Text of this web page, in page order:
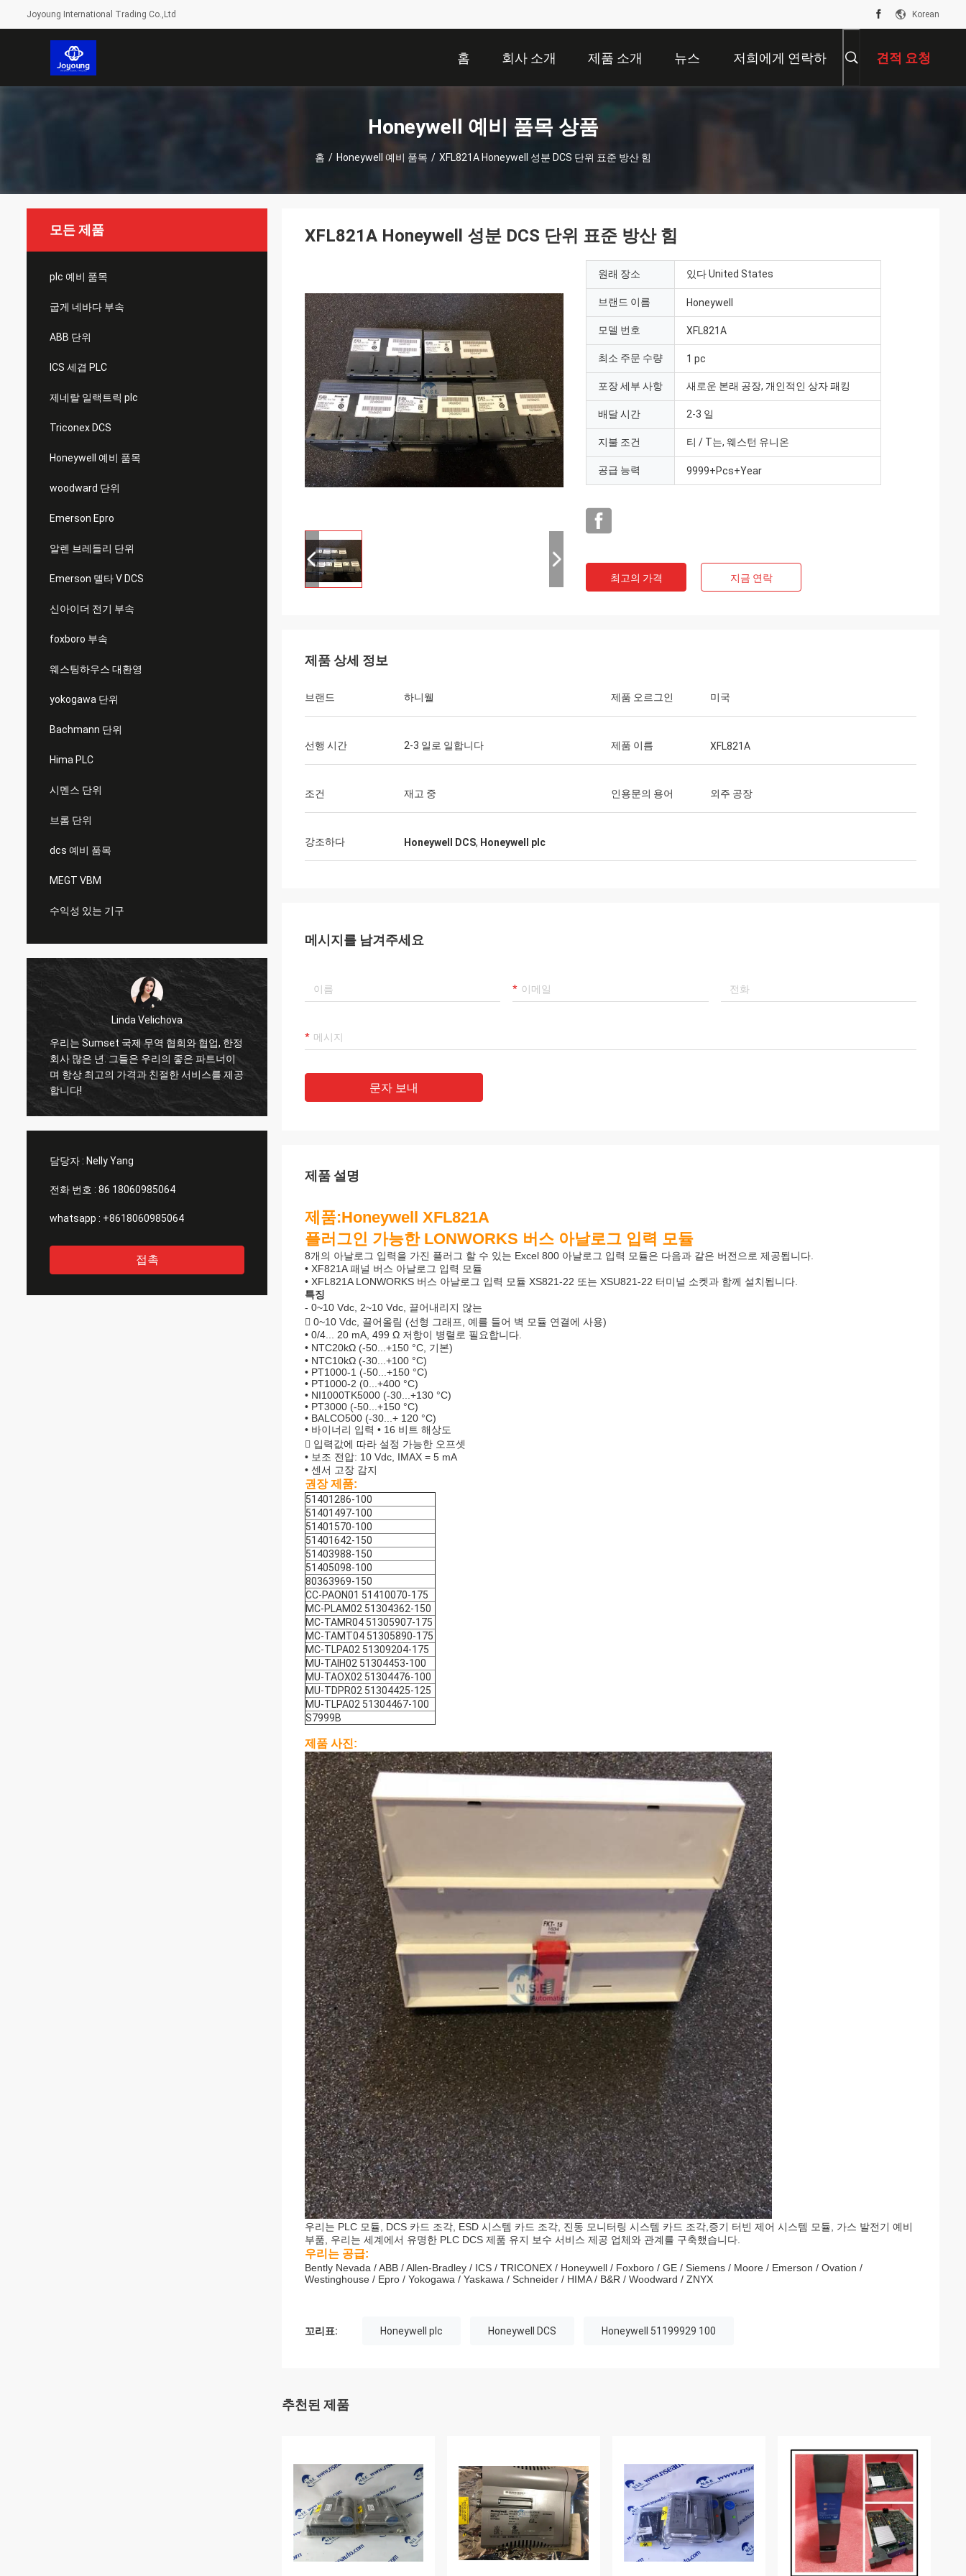
Joyoung International Trading Co.,Ltd Korean
홈 회사 소개 제품 소개 뉴스 저희에게 연락하 견적 요청
Honeywell 예비 품목 상품
홈 / Honeywell 예비 품목 / XFL821A Honeywell 성분 DCS 단위 표준 방산 힘
모든 제품
plc 예비 품목
굽게 네바다 부속
ABB 단위
ICS 세겹 PLC
제네랄 일랙트릭 plc
Triconex DCS
Honeywell 예비 품목
woodward 단위
Emerson Epro
알렌 브레들리 단위
Emerson 델타 V DCS
신아이더 전기 부속
foxboro 부속
웨스팅하우스 대환영
yokogawa 단위
Bachmann 단위
Hima PLC
시멘스 단위
브롬 단위
dcs 예비 품목
MEGT VBM
수익성 있는 기구
Linda Velichova
우리는 Sumset 국제 무역 협회와 협업, 한정
회사 많은 년. 그들은 우리의 좋은 파트너이
며 항상 최고의 가격과 친절한 서비스를 제공
합니다!
삼세트 국제 무역회사, 한정 회사는 신뢰할
을 수입합니다. 좋은 품질의 제품과 적절한
서비스를 받고 있습니다. 그것은 우리의 오랜
협력자가 될 것입니다!
담당자 : Nelly Yang
전화 번호 : 86 18060985064
whatsapp : +8618060985064
접촉
XFL821A Honeywell 성분 DCS 단위 표준 방산 힘
원래 장소 있다 United States
브랜드 이름 Honeywell
모델 번호 XFL821A
최소 주문 수량 1 pc
포장 세부 사항 새로운 본래 공장, 개인적인 상자 패킹
배달 시간 2-3 일
지불 조건 티 / T는, 웨스턴 유니온
공급 능력 9999+Pcs+Year
최고의 가격 지금 연락
제품 상세 정보
브랜드 하니웰 제품 오르그인 미국
선행 시간 2-3 일로 일합니다 제품 이름 XFL821A
조건 재고 중 인용문의 용어 외주 공장
강조하다 Honeywell DCS, Honeywell plc
메시지를 남겨주세요
문자 보내
제품 설명
제품:Honeywell XFL821A
플러그인 가능한 LONWORKS 버스 아날로그 입력 모듈
8개의 아날로그 입력을 가진 플러그 할 수 있는 Excel 800 아날로그 입력 모듈은 다음과 같은 버전으로 제공됩니다.
• XF821A 패널 버스 아날로그 입력 모듈
• XFL821A LONWORKS 버스 아날로그 입력 모듈 XS821-22 또는 XSU821-22 터미널 소켓과 함께 설치됩니다.
특징
- 0~10 Vdc, 2~10 Vdc, 끌어내리지 않는
 0~10 Vdc, 끌어올림 (선형 그래프, 예를 들어 벽 모듈 연결에 사용)
• 0/4... 20 mA, 499 Ω 저항이 병렬로 필요합니다.
• NTC20kΩ (-50...+150 °C, 기본)
• NTC10kΩ (-30...+100 °C)
• PT1000-1 (-50...+150 °C)
• PT1000-2 (0...+400 °C)
• NI1000TK5000 (-30...+130 °C)
• PT3000 (-50...+150 °C)
• BALCO500 (-30...+ 120 °C)
• 바이너리 입력 • 16 비트 해상도
 입력값에 따라 설정 가능한 오프셋
• 보조 전압: 10 Vdc, IMAX = 5 mA
• 센서 고장 감지
권장 제품:
51401286-100
51401497-100
51401570-100
51401642-150
51403988-150
51405098-100
80363969-150
CC-PAON01 51410070-175
MC-PLAM02 51304362-150
MC-TAMR04 51305907-175
MC-TAMT04 51305890-175
MC-TLPA02 51309204-175
MU-TAIH02 51304453-100
MU-TAOX02 51304476-100
MU-TDPR02 51304425-125
MU-TLPA02 51304467-100
S7999B
제품 사진:
우리는 PLC 모듈, DCS 카드 조각, ESD 시스템 카드 조각, 진동 모니터링 시스템 카드 조각,증기 터빈 제어 시스템 모듈, 가스 발전기 예비
부품, 우리는 세계에서 유명한 PLC DCS 제품 유지 보수 서비스 제공 업체와 관계를 구축했습니다.
우리는 공급:
Bently Nevada / ABB / Allen-Bradley / ICS / TRICONEX / Honeywell / Foxboro / GE / Siemens / Moore / Emerson / Ovation /
Westinghouse / Epro / Yokogawa / Yaskawa / Schneider / HIMA / B&R / Woodward / ZNYX
꼬리표: Honeywell plc Honeywell DCS Honeywell 51199929 100
추천된 제품